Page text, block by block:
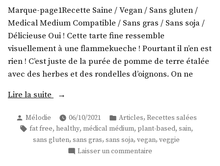
Marque-page1Recette Saine / Vegan / Sans gluten /
Medical Medium Compatible / Sans gras / Sans soja /
Délicieuse Oui ! Cette tarte fine ressemble
visuellement à une flammekueche ! Pourtant il n’en est
rien ! C’est juste de la purée de pomme de terre étalée
avec des herbes et des rondelles d’oignons. On ne
Lire la suite
« Tarte
de
pommes
de
Publié
par
Mélodie 06/10/2021
Publié
dans
Articles, Recettes salées
Étiquettes :
fat free, healthy, médical médium, plant-based, sain,
sans gluten, sans gras, sans soja, vegan, veggie
Laisser un commentaire